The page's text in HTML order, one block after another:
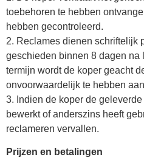
toebehoren te hebben
hebben gecontroleerd.
2. Reclames dienen schriftelijk
geschieden binnen 8 dagen na
termijn wordt de koper geacht
onvoorwaardelijk te hebben
3. Indien de koper de
bewerkt of anderszins heeft
reclameren vervallen.
Prijzen en betalingen